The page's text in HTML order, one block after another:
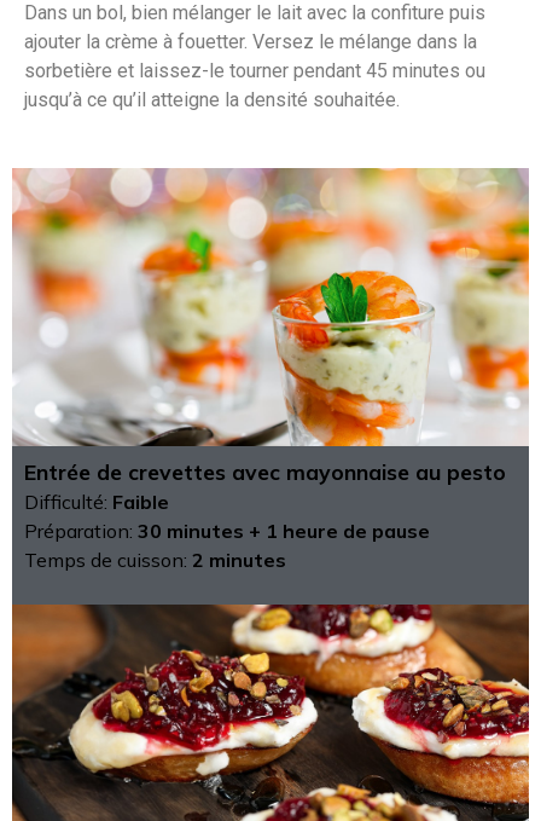
Dans un bol, bien mélanger le lait avec la confiture puis
ajouter la crème à fouetter. Versez le mélange dans la
sorbetière et laissez-le tourner pendant 45 minutes ou
jusqu’à ce qu’il atteigne la densité souhaitée.
Entrée de crevettes avec mayonnaise au pesto
Difficulté: Faible
Préparation: 30 minutes + 1 heure de pause
Temps de cuisson: 2 minutes